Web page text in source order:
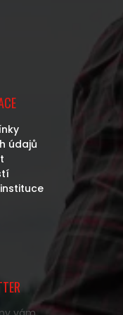
údajů